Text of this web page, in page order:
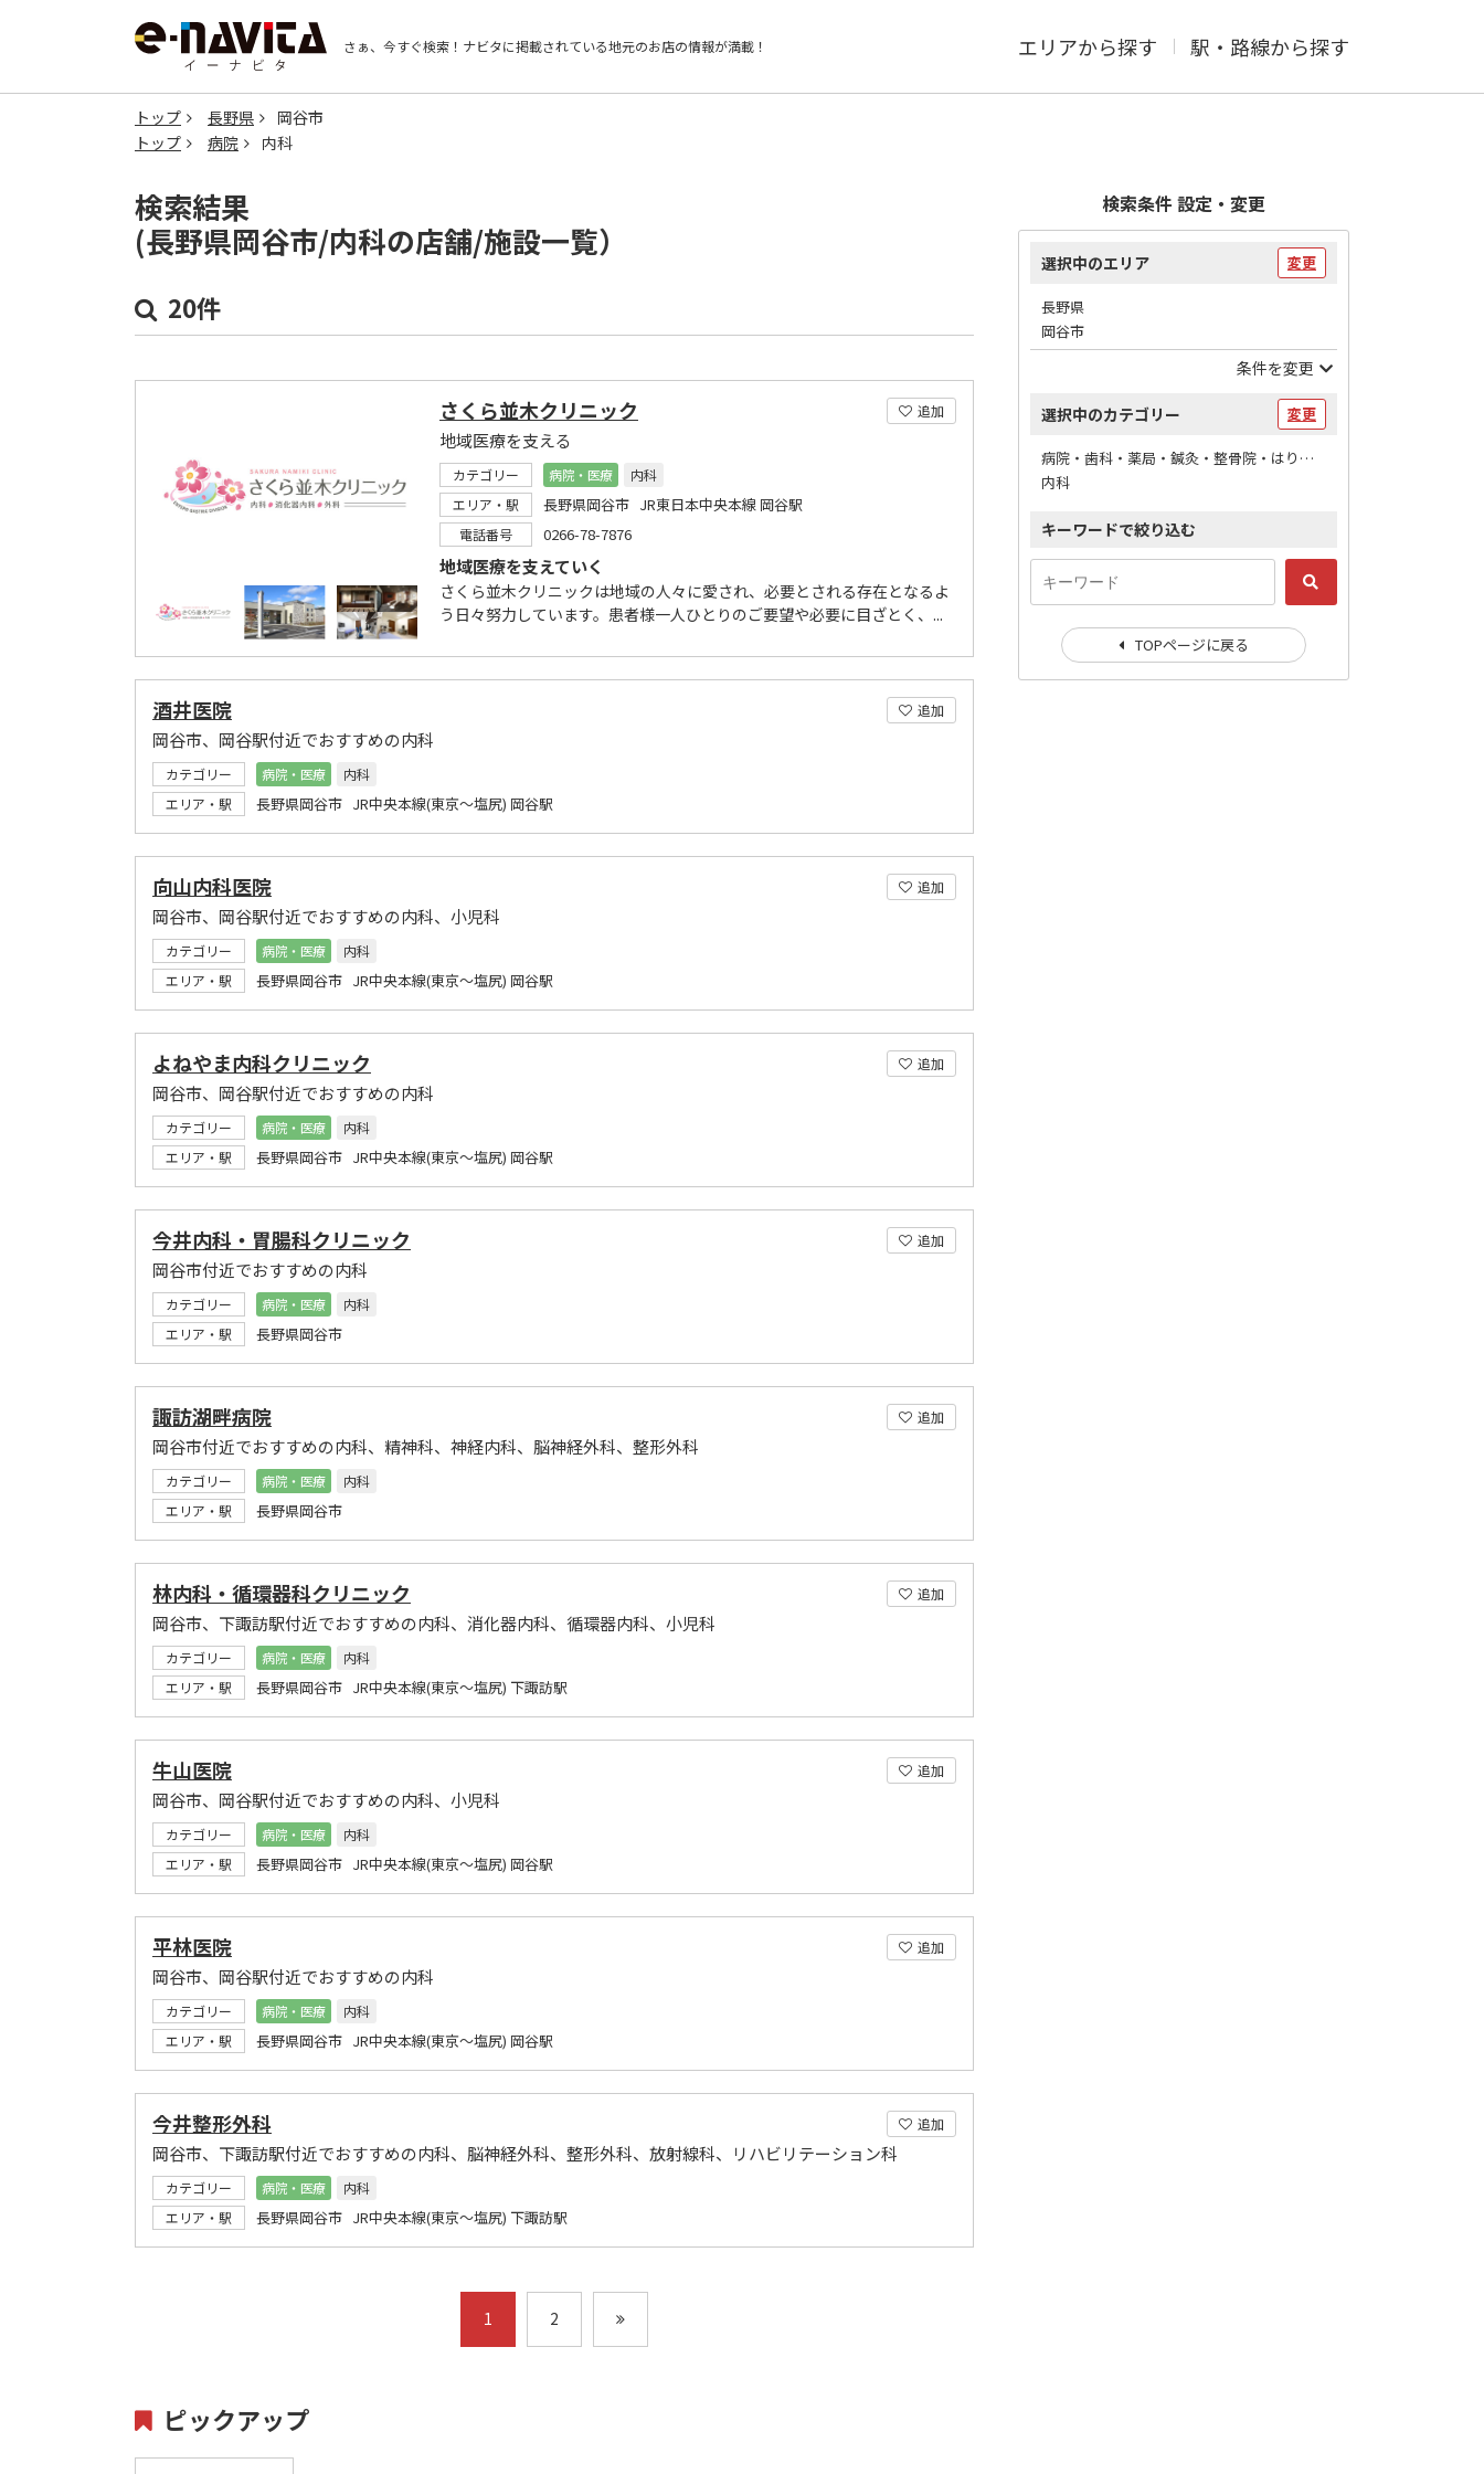
さぁ、今すぐ検索！ ナビタに掲載されている地元のお店の情報が満載！ エリアから探す 駅・路線から探す
トップ 長野県
岡谷市
トップ
病院 内科
検索結果
(長野県岡谷市/内科の店舗/施設一覧）
20件
追加
さくら並木クリニック
地域医療を支える
カテゴリー 病院・医療
内科
エリア・駅
長野県岡谷市 JR東日本中央本線 岡谷駅
電話番号 0266-78-7876
地域医療を支えていく
さくら並木クリニックは地域の人々に愛され、必要とされる存在となるよ
う日々努力しています。患者様一人ひとりのご要望や必要に目ざとく、...
追加
酒井医院
岡谷市、岡谷駅付近でおすすめの内科
カテゴリー 病院・医療
内科
エリア・駅
長野県岡谷市 JR中央本線(東京～塩尻) 岡谷駅
追加
向山内科医院
岡谷市、岡谷駅付近でおすすめの内科、小児科
カテゴリー 病院・医療
内科
エリア・駅
長野県岡谷市 JR中央本線(東京～塩尻) 岡谷駅
追加
よねやま内科クリニック
岡谷市、岡谷駅付近でおすすめの内科
カテゴリー 病院・医療
内科
エリア・駅
長野県岡谷市 JR中央本線(東京～塩尻) 岡谷駅
追加
今井内科・胃腸科クリニック
岡谷市付近でおすすめの内科
カテゴリー 病院・医療
内科
エリア・駅
長野県岡谷市
追加
諏訪湖畔病院
岡谷市付近でおすすめの内科、精神科、神経内科、脳神経外科、整形外科
カテゴリー 病院・医療
内科
エリア・駅
長野県岡谷市
追加
林内科・循環器科クリニック
岡谷市、下諏訪駅付近でおすすめの内科、消化器内科、循環器内科、小児科
カテゴリー 病院・医療
内科
エリア・駅
長野県岡谷市 JR中央本線(東京～塩尻) 下諏訪駅
追加
牛山医院
岡谷市、岡谷駅付近でおすすめの内科、小児科
カテゴリー 病院・医療
内科
エリア・駅
長野県岡谷市 JR中央本線(東京～塩尻) 岡谷駅
追加
平林医院
岡谷市、岡谷駅付近でおすすめの内科
カテゴリー 病院・医療
内科
エリア・駅
長野県岡谷市 JR中央本線(東京～塩尻) 岡谷駅
追加
今井整形外科
岡谷市、下諏訪駅付近でおすすめの内科、脳神経外科、整形外科、放射線科、リハビリテーション科
カテゴリー 病院・医療
内科
エリア・駅
長野県岡谷市 JR中央本線(東京～塩尻) 下諏訪駅
1 2
ピックアップ
検索条件 設定・変更
選択中のエリア 変更
長野県
岡谷市
条件を変更
選択中のカテゴリー 変更
病院・歯科・薬局・鍼灸・整骨院・はりマッサージ / 病院
内科
キーワードで絞り込む
TOPページに戻る